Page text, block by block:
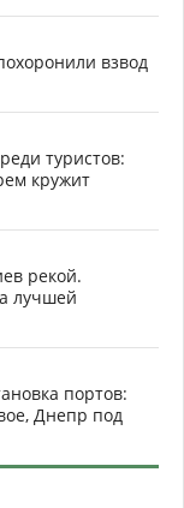
взвод
туристов:
кружит
рекой.
лучшей
портов:
Днепр под